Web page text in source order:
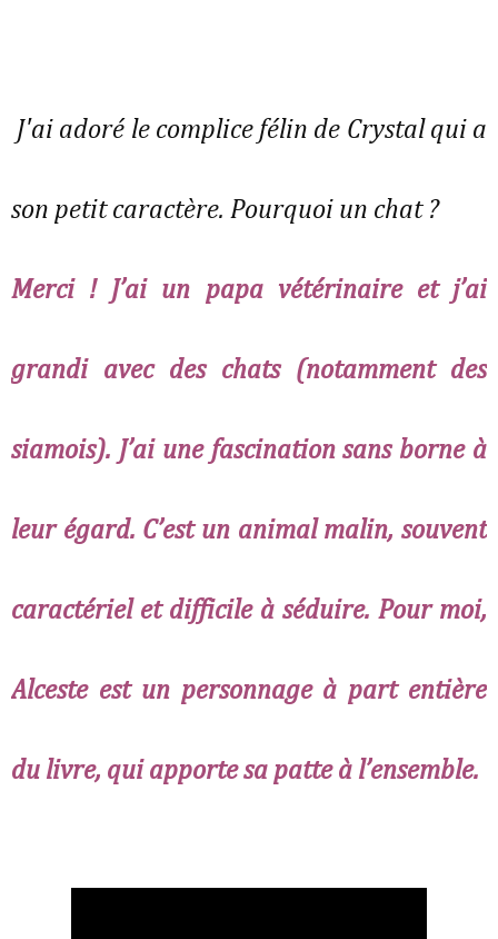
J'ai adoré le complice félin de Crystal qui a
son petit caractère. Pourquoi un chat ?
Merci ! J’ai un papa vétérinaire et j’ai
grandi avec des chats (notamment des
siamois). J’ai une fascination sans borne à
leur égard. C’est un animal malin, souvent
caractériel et difficile à séduire. Pour moi,
Alceste est un personnage à part entière
du livre, qui apporte sa patte à l’ensemble.